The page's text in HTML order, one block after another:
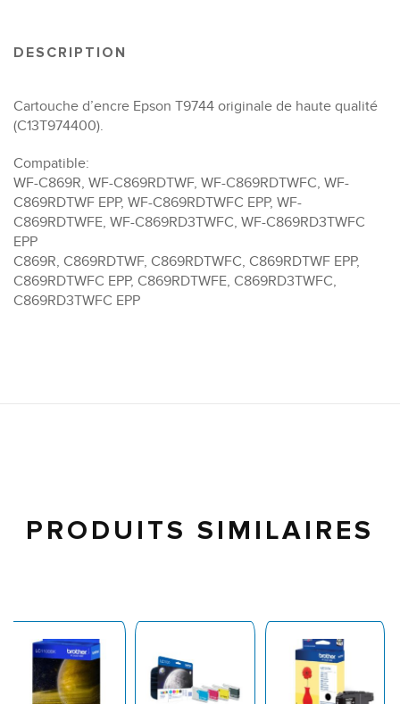
DESCRIPTION
Cartouche d’encre Epson T9744 originale de haute qualité
(C13T974400).
Compatible:
WF-C869R, WF-C869RDTWF, WF-C869RDTWFC, WF-
C869RDTWF EPP, WF-C869RDTWFC EPP, WF-
C869RDTWFE, WF-C869RD3TWFC, WF-C869RD3TWFC
EPP
C869R, C869RDTWF, C869RDTWFC, C869RDTWF EPP,
C869RDTWFC EPP, C869RDTWFE, C869RD3TWFC,
C869RD3TWFC EPP
PRODUITS SIMILAIRES